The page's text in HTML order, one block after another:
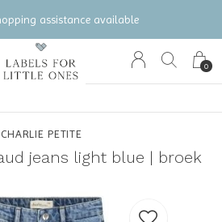
0
assistance available
CHARLIE PETITE
jeans light blue | broek